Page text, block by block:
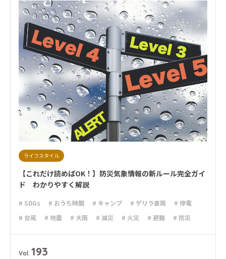
ライフスタイル
【これだけ読めばOK！】防災気象情報の新ルール完全ガイ
ド わかりやすく解説
# SDGs # おうち時間 # キャンプ # ゲリラ豪雨
# 停電
# 台風
# 地震 # 大雨 # 減災 # 火災 # 避難 # 防災
Vol. 193